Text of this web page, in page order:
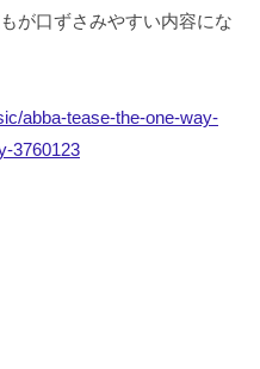
が口ずさみやすい内容にな
abba-tease-the-one-way-
3760123